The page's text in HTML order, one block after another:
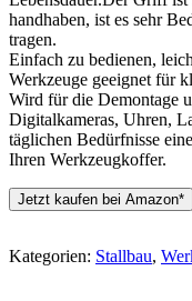
handhaben, ist es sehr
tragen.
Einfach zu bedienen,
Werkzeuge geeignet für
Wird für die Demontage
Digitalkameras, Uhren,
täglichen Bedürfnisse
Ihren Werkzeugkoffer.
Jetzt kaufen bei Amazon*
Kategorien: Stallbau,